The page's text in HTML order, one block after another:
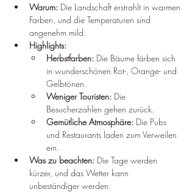
Warum: Die Landschaft erstrahlt in warmen
Farben, und die Temperaturen sind
angenehm mild.
Highlights:
Herbstfarben: Die Bäume färben sich
in wunderschönen Rot-, Orange- und
Gelbtönen.
Weniger Touristen: Die
Besucherzahlen gehen zurück.
Gemütliche Atmosphäre: Die Pubs
und Restaurants laden zum Verweilen
ein.
Was zu beachten: Die Tage werden
kürzer, und das Wetter kann
unbeständiger werden.